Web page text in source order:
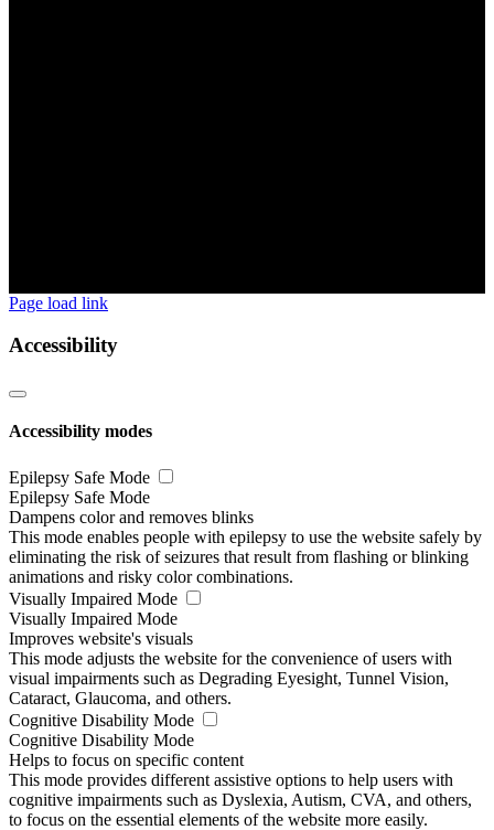
Page load link
Accessibility
Accessibility modes
Epilepsy Safe Mode
Epilepsy Safe Mode
Dampens color and removes blinks
This mode enables people with epilepsy to use the website safely by
eliminating the risk of seizures that result from flashing or blinking
animations and risky color combinations.
Visually Impaired Mode
Visually Impaired Mode
Improves website's visuals
This mode adjusts the website for the convenience of users with
visual impairments such as Degrading Eyesight, Tunnel Vision,
Cataract, Glaucoma, and others.
Cognitive Disability Mode
Cognitive Disability Mode
Helps to focus on specific content
This mode provides different assistive options to help users with
cognitive impairments such as Dyslexia, Autism, CVA, and others,
to focus on the essential elements of the website more easily.